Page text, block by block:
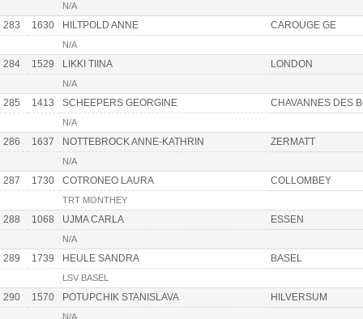
N/A
283 1630 HILTPOLD ANNE CAROUGE GE
N/A
284 1529 LIKKI TIINA LONDON
N/A
285 1413 SCHEEPERS GEORGINE CHAVANNES DES
N/A
286 1637 NOTTEBROCK ANNE-KATHRIN ZERMATT
N/A
287 1730 COTRONEO LAURA COLLOMBEY
TRT MONTHEY
288 1068 UJMA CARLA ESSEN
N/A
289 1739 HEULE SANDRA BASEL
LSV BASEL
290 1570 POTUPCHIK STANISLAVA HILVERSUM
N/A